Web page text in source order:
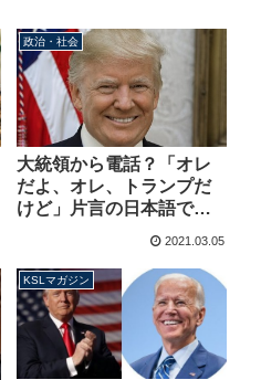
政治・社会
大統領から電話？「オレ
だよ、オレ、トランプだ
けど」片言の日本語でト
90万円を詐取した男を逮
捕
2021.03.05
KSLマガジン